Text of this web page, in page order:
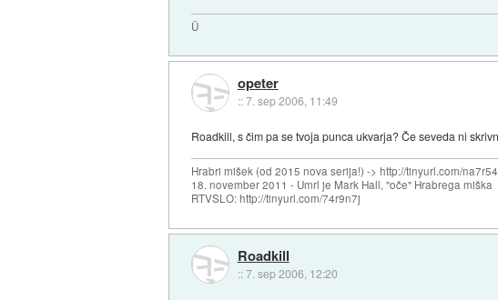
Ü
opeter
::7. sep 2006, 11:49
Roadkill, s čim pa se tvoja punca ukvarja? Če seveda ni
Hrabri mišek (od 2015 nova serija!) -> http://tinyurl.com/
18. november 2011 - Umrl je Mark Hall, "oče" Hrabrega miška
RTVSLO: http://tinyurl.com/74r9n7j
Roadkill
::7. sep 2006, 12:20